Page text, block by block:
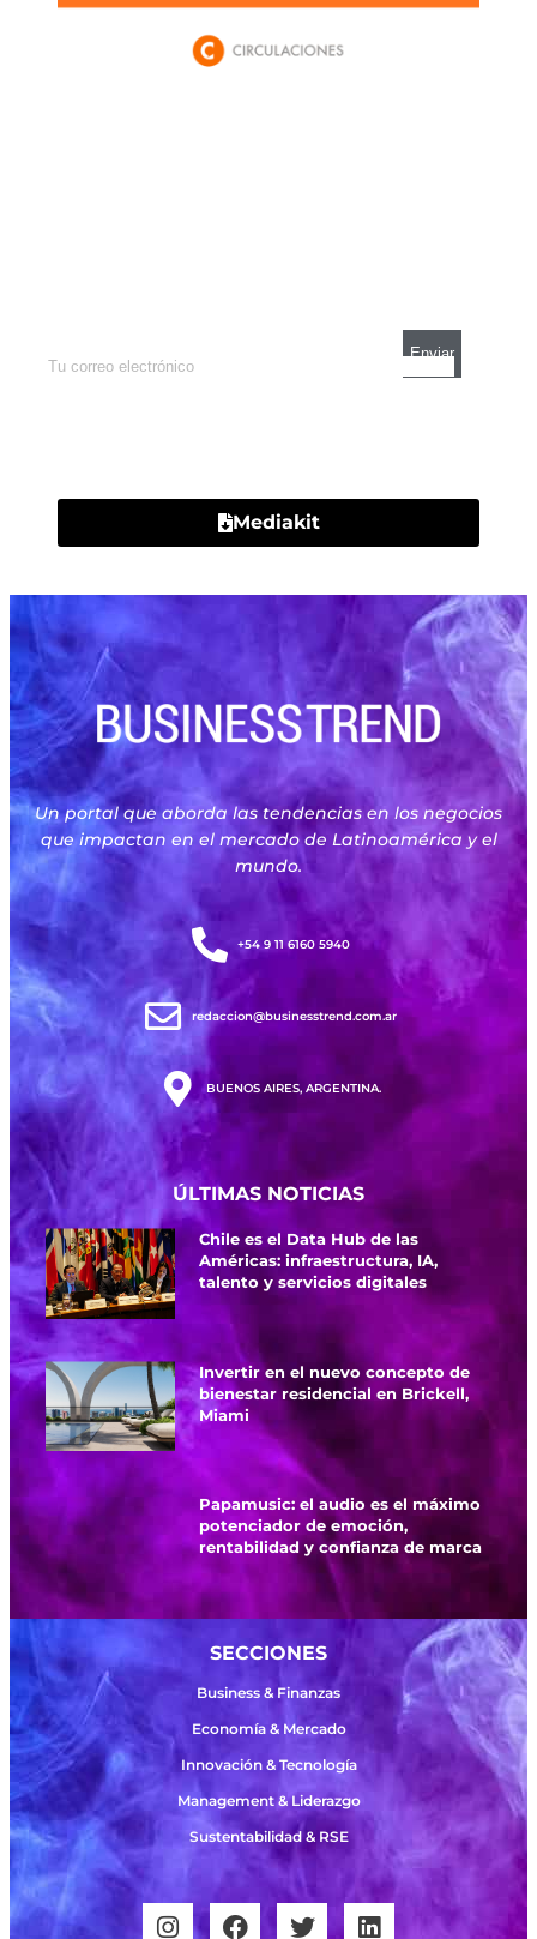
Mediakit
Un portal que aborda las tendencias en los negocios
que impactan en el mercado de Latinoamérica y el
mundo.
+54 9 11 6160 5940
redaccion@businesstrend.com.ar
BUENOS AIRES, ARGENTINA.
ÚLTIMAS NOTICIAS
Chile es el Data Hub de las
Américas: infraestructura, IA,
talento y servicios digitales
Invertir en el nuevo concepto de
bienestar residencial en Brickell,
Miami
Papamusic: el audio es el máximo
potenciador de emoción,
rentabilidad y confianza de marca
SECCIONES
Business & Finanzas
Economía & Mercado
Innovación & Tecnología
Management & Liderazgo
Sustentabilidad & RSE